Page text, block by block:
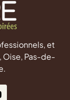
et
Oise, Pas-de-